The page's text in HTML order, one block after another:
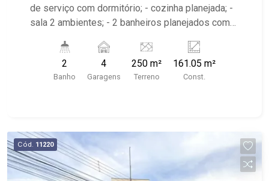
de serviço com dormitório; - cozinha planejada; -
sala 2 ambientes; - 2 banheiros planejados com
Hamburgueria, São Franciso Mais Saúde, Bar
Copo Sujo
2
Banho
4
Garagens
250 m²
Terreno
161.05 m²
Const.
Cód. 11220